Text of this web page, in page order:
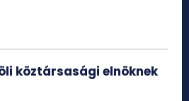
köztársasági elnöknek